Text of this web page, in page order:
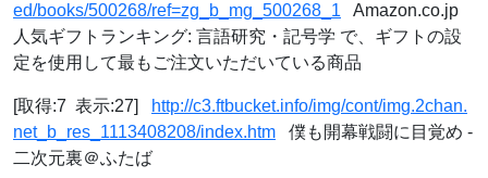
ed/books/500268/ref=zg_b_mg_500268_1 Amazon.co.jp
人気ギフトランキング: 言語研究・記号学 で、ギフトの設
定を使用して最もご注文いただいている商品
[取得:7 表示:27]
http://c3.ftbucket.info/img/cont/img.2chan.
net_b_res_1113408208/index.htm 僕も開幕戦闘に目覚め -
二次元裏＠ふたば